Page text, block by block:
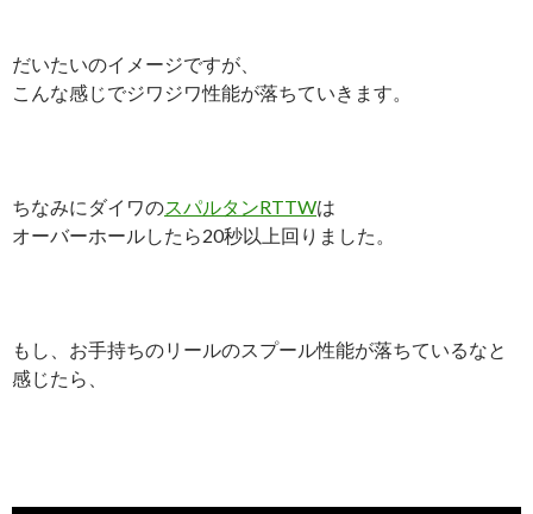
だいたいのイメージですが、
こんな感じでジワジワ性能が落ちていきます。
ちなみにダイワのスパルタンRTTWは
オーバーホールしたら20秒以上回りました。
もし、お手持ちのリールのスプール性能が落ちているなと
感じたら、